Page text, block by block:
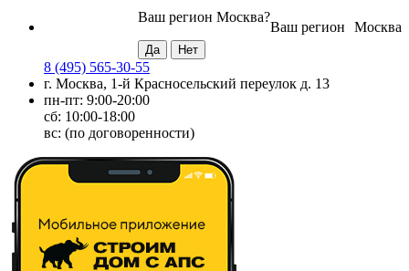
Москва
Ваш регион
Ваш регион Москва?
8 (495) 565-30-55
г. Москва, 1-й Красносельский переулок д. 13
пн-пт: 9:00-20:00
сб: 10:00-18:00
вс: (по договоренности)